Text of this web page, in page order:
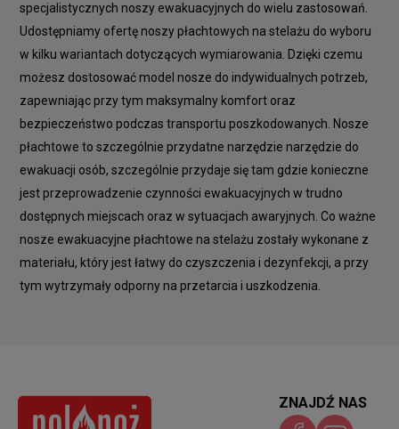
specjalistycznych noszy ewakuacyjnych do wielu zastosowań.
Udostępniamy ofertę noszy płachtowych na stelażu do wyboru
w kilku wariantach dotyczących wymiarowania. Dzięki czemu
możesz dostosować model nosze do indywidualnych potrzeb,
zapewniając przy tym maksymalny komfort oraz
bezpieczeństwo podczas transportu poszkodowanych. Nosze
płachtowe to szczególnie przydatne narzędzie narzędzie do
ewakuacji osób, szczególnie przydaje się tam gdzie konieczne
jest przeprowadzenie czynności ewakuacyjnych w trudno
dostępnych miejscach oraz w sytuacjach awaryjnych. Co ważne
nosze ewakuacyjne płachtowe na stelażu zostały wykonane z
materiału, który jest łatwy do czyszczenia i dezynfekcji, a przy
tym wytrzymały odporny na przetarcia i uszkodzenia.
ZNAJDŹ NAS